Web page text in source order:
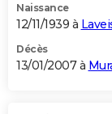
Naissance
12/11/1939 à
Décès
13/01/2007 à